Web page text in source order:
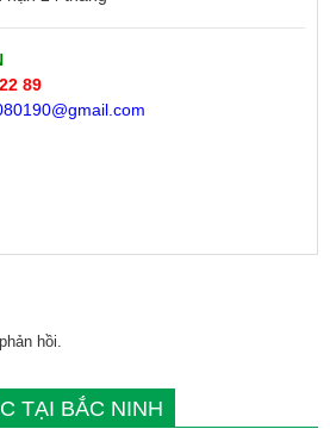
89
hồi.
TẠI BẮC NINH